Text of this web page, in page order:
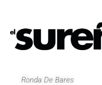
contenido
Ronda De Bares
entradas